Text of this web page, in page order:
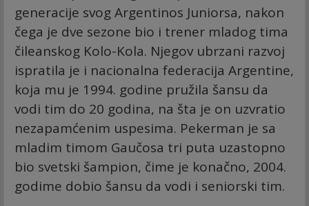
generacije svog Argentinos Juniorsa, nakon
čega je dve sezone bio i trener mladog tima
čileanskog Kolo-Kola. Njegov ubrzani razvoj
ispratila je i nacionalna federacija Argentine,
koja mu je 1994. godine pružila šansu da
vodi tim do 20 godina, na šta je on uzvratio
nezapamćenim uspesima. Pekerman je sa
mladim timom Gaučosa tri puta uzastopno
bio svetski šampion, čime je konačno, 2004.
godime dobio šansu da vodi i seniorski tim.